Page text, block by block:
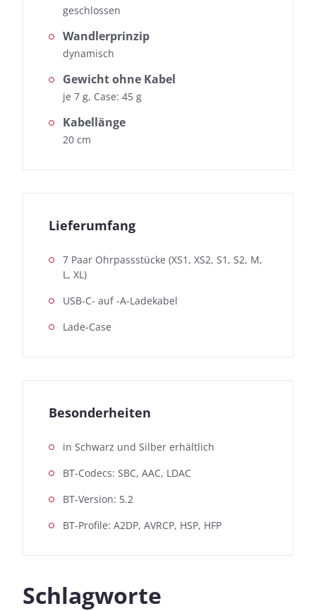
geschlossen
Wandlerprinzip
dynamisch
Gewicht ohne Kabel
je 7 g, Case: 45 g
Kabellänge
20 cm
Lieferumfang
7 Paar Ohrpassstücke (XS1, XS2, S1, S2, M,
L, XL)
USB-C- auf -A-Ladekabel
Lade-Case
Besonderheiten
in Schwarz und Silber erhältlich
BT-Codecs: SBC, AAC, LDAC
BT-Version: 5.2
BT-Profile: A2DP, AVRCP, HSP, HFP
Schlagworte